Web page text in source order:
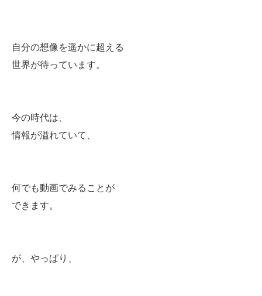
自分の想像を遥かに超える
世界が待っています。
今の時代は、
情報が溢れていて、
何でも動画でみることが
できます。
が、やっぱり、